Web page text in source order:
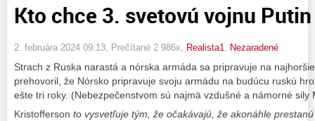
Kto chce 3. svetovú vojnu Putin
2. februára 2024 09:13 , Prečítané 2 986x, Realista1 Nezaradené
Strach z Ruska narastá a nórska armáda sa pripravuje na
prehovoril, že Nórsko pripravuje svoju armádu na budúcu ruskú
ešte tri roky. (Nebezpečenstvom sú najmä vzdušné a námorné sily
Kristofferson to vysvetľuje tým, že očakávajú, že akonáhle